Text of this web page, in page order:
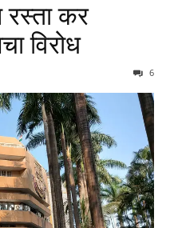
रस्ता कर
विरोध
6